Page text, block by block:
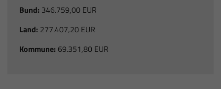
Bund: 346.759,00 EUR
Land: 277.407,20 EUR
Kommune: 69.351,80 EUR